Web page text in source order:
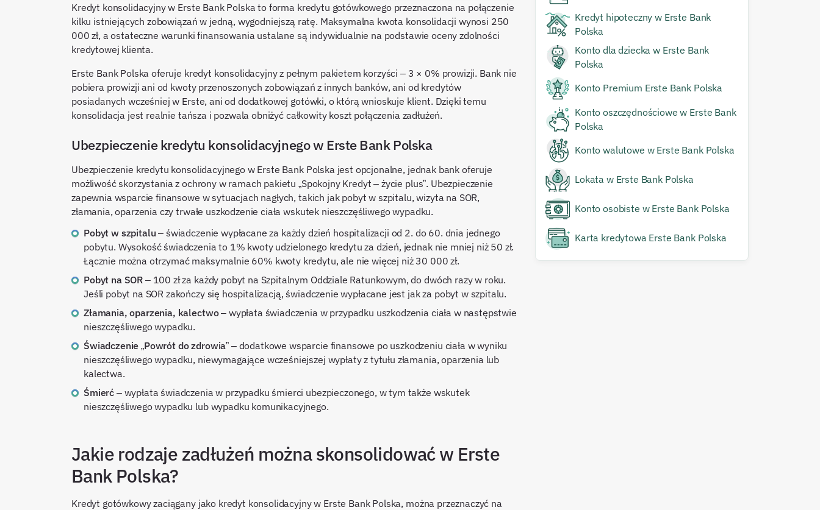
Kredyt hipoteczny w Erste Bank
Polska
Konto dla dziecka w Erste Bank
Polska
Konto Premium Erste Bank Polska
Konto oszczędnościowe w Erste Bank
Polska
Konto walutowe w Erste Bank Polska
Lokata w Erste Bank Polska
Konto osobiste w Erste Bank Polska
Karta kredytowa Erste Bank Polska
Kredyt konsolidacyjny w Erste Bank Polska to forma kredytu gotówkowego przeznaczona na połączenie
kilku istniejących zobowiązań w jedną, wygodniejszą ratę. Maksymalna kwota konsolidacji wynosi 250
000 zł, a ostateczne warunki finansowania ustalane są indywidualnie na podstawie oceny zdolności
kredytowej klienta.
Erste Bank Polska oferuje kredyt konsolidacyjny z pełnym pakietem korzyści – 3 × 0% prowizji. Bank nie
pobiera prowizji ani od kwoty przenoszonych zobowiązań z innych banków, ani od kredytów
posiadanych wcześniej w Erste, ani od dodatkowej gotówki, o którą wnioskuje klient. Dzięki temu
konsolidacja jest realnie tańsza i pozwala obniżyć całkowity koszt połączenia zadłużeń.
Ubezpieczenie kredytu konsolidacyjnego w Erste Bank Polska
Ubezpieczenie kredytu konsolidacyjnego w Erste Bank Polska jest opcjonalne, jednak bank oferuje
możliwość skorzystania z ochrony w ramach pakietu „Spokojny Kredyt – życie plus”. Ubezpieczenie
zapewnia wsparcie finansowe w sytuacjach nagłych, takich jak pobyt w szpitalu, wizyta na SOR,
złamania, oparzenia czy trwałe uszkodzenie ciała wskutek nieszczęśliwego wypadku.
Pobyt w szpitalu – świadczenie wypłacane za każdy dzień hospitalizacji od 2. do 60. dnia jednego
pobytu. Wysokość świadczenia to 1% kwoty udzielonego kredytu za dzień, jednak nie mniej niż 50 zł.
Łącznie można otrzymać maksymalnie 60% kwoty kredytu, ale nie więcej niż 30 000 zł.
Pobyt na SOR – 100 zł za każdy pobyt na Szpitalnym Oddziale Ratunkowym, do dwóch razy w roku.
Jeśli pobyt na SOR zakończy się hospitalizacją, świadczenie wypłacane jest jak za pobyt w szpitalu.
Złamania, oparzenia, kalectwo– wypłata świadczenia w przypadku uszkodzenia ciała w następstwie
nieszczęśliwego wypadku.
Świadczenie „Powrót do zdrowia” – dodatkowe wsparcie finansowe po uszkodzeniu ciała w wyniku
nieszczęśliwego wypadku, niewymagające wcześniejszej wypłaty z tytułu złamania, oparzenia lub
kalectwa.
Śmierć – wypłata świadczenia w przypadku śmierci ubezpieczonego, w tym także wskutek
nieszczęśliwego wypadku lub wypadku komunikacyjnego.
Jakie rodzaje zadłużeń można skonsolidować w Erste
Bank Polska?
Kredyt gotówkowy zaciągany jako kredyt konsolidacyjny w Erste Bank Polska, można przeznaczyć na